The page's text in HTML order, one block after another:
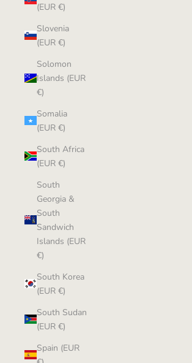
(EUR €)
Slovenia
(EUR €)
Solomon
Islands (EUR
€)
Somalia
(EUR €)
South Africa
(EUR €)
South
Georgia &
South
Sandwich
Islands (EUR
€)
South Korea
(EUR €)
South Sudan
(EUR €)
Spain (EUR